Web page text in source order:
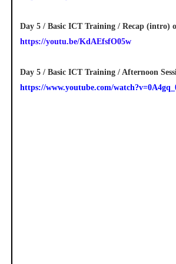
Day 5 / Basic ICT Training / Recap (intro)
https://youtu.be/KdAEfsfO05w
Day 5 / Basic ICT Training / Afternoon
https://www.youtube.com/